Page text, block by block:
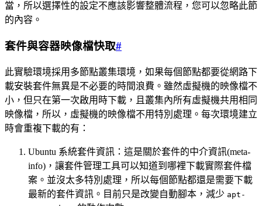
當，所以選擇性的設定不應該影響整體流程，您可以忽略此節
的內容。
套件與容器映像檔快取#
此實驗環境採用多節點叢集環境，如果每個節點都要從網路下
載安裝套件無異是不必要的時間浪費。雖然虛擬機的映像檔不
小，但只在第一次啟用時下載，且叢集內所有虛擬機共用相同
映像檔，所以，虛擬機的映像檔不用特別處理。每次環境建立
時會重複下載的有：
Ubuntu 系統套件資訊：這是關於套件的中介資訊(meta-
info)，讓套件管理工具可以知道到哪裡下載實際套件檔
案。並沒太多特別處理，所以每個節點都還是需要下載
最新的套件資訊。目前只是改變自動腳本，減少 apt-